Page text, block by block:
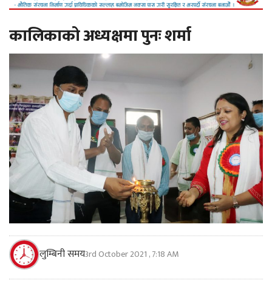
कालिकाको अध्यक्षमा पुनः शर्मा
लुम्बिनी समय3rd October 2021 , 7:18 AM